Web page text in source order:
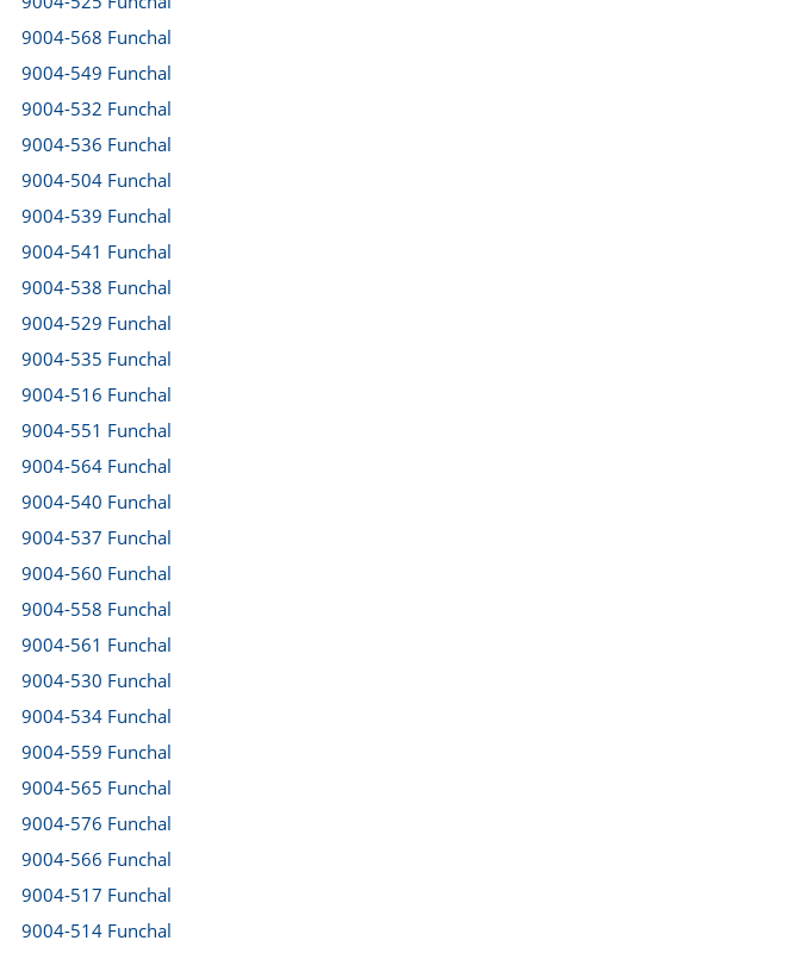
9004-568 Funchal
9004-549 Funchal
9004-532 Funchal
9004-536 Funchal
9004-504 Funchal
9004-539 Funchal
9004-541 Funchal
9004-538 Funchal
9004-529 Funchal
9004-535 Funchal
9004-516 Funchal
9004-551 Funchal
9004-564 Funchal
9004-540 Funchal
9004-537 Funchal
9004-560 Funchal
9004-558 Funchal
9004-561 Funchal
9004-530 Funchal
9004-534 Funchal
9004-559 Funchal
9004-565 Funchal
9004-576 Funchal
9004-566 Funchal
9004-517 Funchal
9004-514 Funchal